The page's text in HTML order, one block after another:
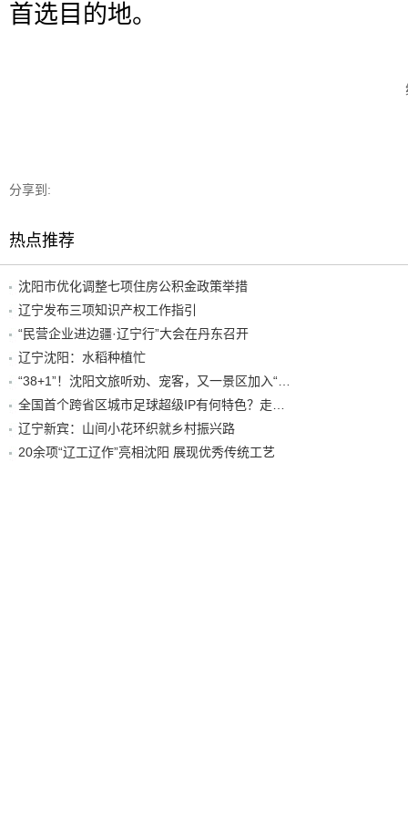
首选目的地。
分享到:
热点推荐
沈阳市优化调整七项住房公积金政策举措
辽宁发布三项知识产权工作指引
“民营企业进边疆·辽宁行”大会在丹东召开
辽宁沈阳：水稻种植忙
辽宁新宾：山间小花环织就乡村振兴路
20余项“辽工辽作”亮相沈阳 展现优秀传统工艺